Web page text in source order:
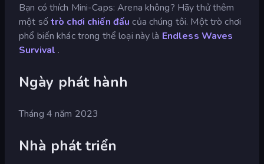
Bạn có thích Mini-Caps: Arena không? Hãy thử thêm
một số trò chơi chiến đấu của chúng tôi. Một trò chơi
phổ biến khác trong thể loại này là Endless Waves
Survival .
Ngày phát hành
Tháng 4 năm 2023
Nhà phát triển